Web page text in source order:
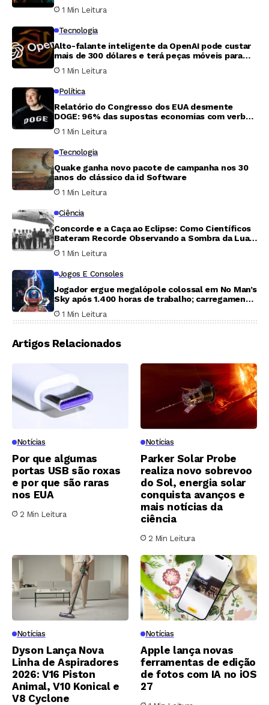
1 Min Leitura
Tecnologia
Alto-falante inteligente da OpenAI pode custar
mais de 300 dólares e terá peças móveis para
parecer ‘mais vivo’
1 Min Leitura
Política
Relatório do Congresso dos EUA desmente
DOGE: 96% das supostas economias com verbas
são inverificáveis
1 Min Leitura
Tecnologia
Quake ganha novo pacote de campanha nos 30
anos do clássico da id Software
1 Min Leitura
Ciência
Concorde e a Caça ao Eclipse: Como Científicos
Bateram Recorde Observando a Sombra da Lua
por 74 Minutos
1 Min Leitura
Jogos E Consoles
Jogador ergue megalópole colossal em No Man’s
Sky após 1.400 horas de trabalho; carregamento
leva cinco minutos
1 Min Leitura
Artigos Relacionados
Notícias
Por que algumas
portas USB são roxas
e por que são raras
nos EUA
2 Min Leitura
Notícias
Parker Solar Probe
realiza novo sobrevoo
do Sol, energia solar
conquista avanços e
mais notícias da
ciência
2 Min Leitura
Notícias
Dyson Lança Nova
Linha de Aspiradores
2026: V16 Piston
Animal, V10 Konical e
V8 Cyclone
Notícias
Apple lança novas
ferramentas de edição
de fotos com IA no iOS
27